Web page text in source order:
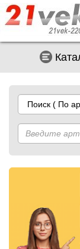
Поиск ( По